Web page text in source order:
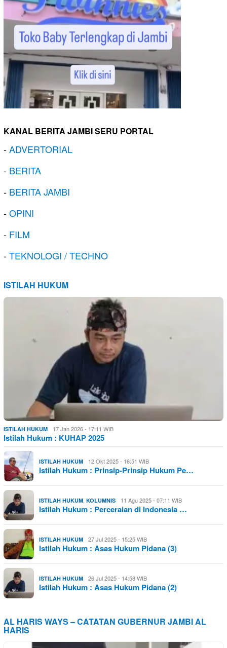
KANAL BERITA JAMBI SERU PORTAL
-ADVERTORIAL
- BERITA
- BERITA JAMBI
-OPINI
- FILM
-TEKNOLOGI / TECHNO
ISTILAH HUKUM
ISTILAH HUKUM 17 Jan 2026 - 17:11 WIB
Istilah Hukum : KUHAP 2025
ISTILAH HUKUM 12 Okt 2025 - 16:51 WIB
Istilah Hukum : Prinsip-Prinsip Hukum Pe…
ISTILAH HUKUM, KOLUMNIS 11 Agu 2025 - 07:11 WIB
Istilah Hukum : Perceraian di Indonesia …
ISTILAH HUKUM 27 Jul 2025 - 15:25 WIB
Istilah Hukum : Asas Hukum Pidana (3)
ISTILAH HUKUM 26 Jul 2025 - 14:58 WIB
Istilah Hukum : Asas Hukum Pidana (2)
AL HARIS WAYS – CATATAN GUBERNUR JAMBI AL
HARIS